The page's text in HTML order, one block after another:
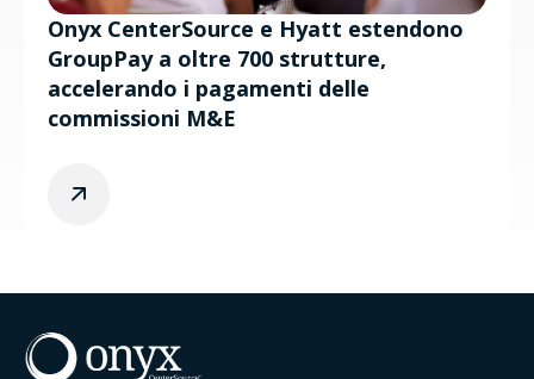
Onyx CenterSource e Hyatt estendono
GroupPay a oltre 700 strutture,
accelerando i pagamenti delle
commissioni M&E